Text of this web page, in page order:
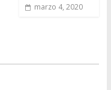
marzo 4, 2020